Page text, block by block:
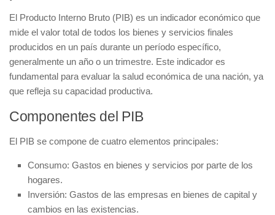
El Producto Interno Bruto (PIB) es un indicador económico que
mide el valor total de todos los bienes y servicios finales
producidos en un país durante un período específico,
generalmente un año o un trimestre. Este indicador es
fundamental para evaluar la salud económica de una nación, ya
que refleja su capacidad productiva.
Componentes del PIB
El PIB se compone de cuatro elementos principales:
Consumo: Gastos en bienes y servicios por parte de los
hogares.
Inversión: Gastos de las empresas en bienes de capital y
cambios en las existencias.